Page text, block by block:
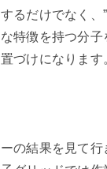
るだけでなく、”
特徴を持つ分
づけになります
の結果を見て